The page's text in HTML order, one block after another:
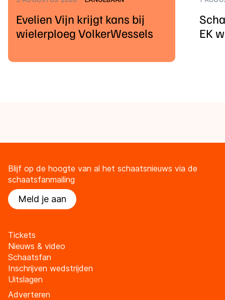
Evelien Vijn krijgt kans bij
wielerploeg VolkerWessels
EK
Blijf op de hoogte van al het schaatsnieuws via de
schaatsfanmailing
Meld je aan
Tickets
Nieuws & video
Schaatsfan
Inschrijven wedstrijden
Uitslagen
Adverteren